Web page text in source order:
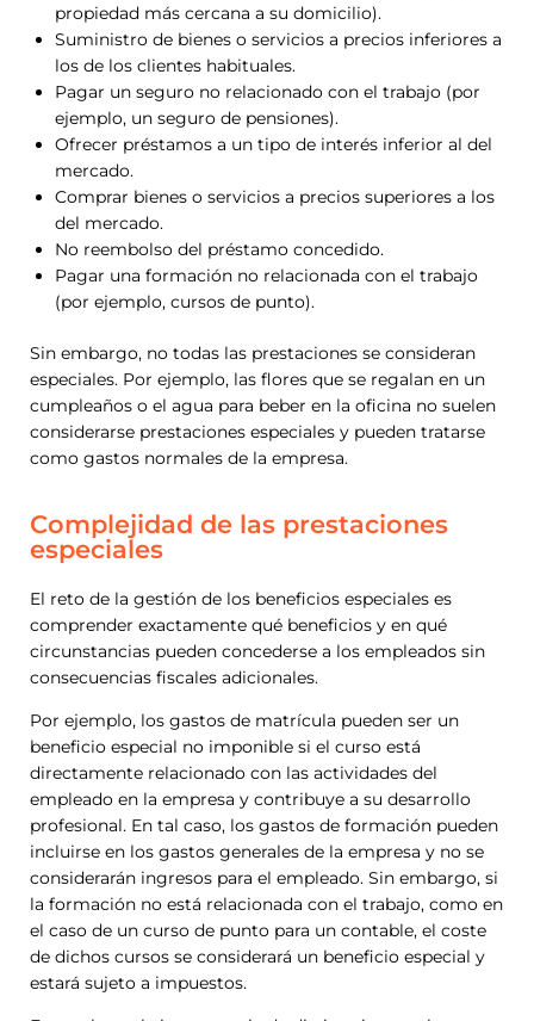
propiedad más cercana a su domicilio).
Suministro de bienes o servicios a precios inferiores a
los de los clientes habituales.
Pagar un seguro no relacionado con el trabajo (por
ejemplo, un seguro de pensiones).
Ofrecer préstamos a un tipo de interés inferior al del
mercado.
Comprar bienes o servicios a precios superiores a los
del mercado.
No reembolso del préstamo concedido.
Pagar una formación no relacionada con el trabajo
(por ejemplo, cursos de punto).
Sin embargo, no todas las prestaciones se consideran
especiales. Por ejemplo, las flores que se regalan en un
cumpleaños o el agua para beber en la oficina no suelen
considerarse prestaciones especiales y pueden tratarse
como gastos normales de la empresa.
Complejidad de las prestaciones
especiales
El reto de la gestión de los beneficios especiales es
comprender exactamente qué beneficios y en qué
circunstancias pueden concederse a los empleados sin
consecuencias fiscales adicionales.
Por ejemplo, los gastos de matrícula pueden ser un
beneficio especial no imponible si el curso está
directamente relacionado con las actividades del
empleado en la empresa y contribuye a su desarrollo
profesional. En tal caso, los gastos de formación pueden
incluirse en los gastos generales de la empresa y no se
considerarán ingresos para el empleado. Sin embargo, si
la formación no está relacionada con el trabajo, como en
el caso de un curso de punto para un contable, el coste
de dichos cursos se considerará un beneficio especial y
estará sujeto a impuestos.